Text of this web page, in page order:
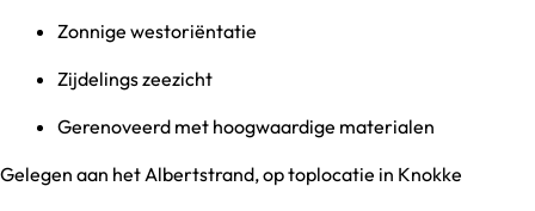
Zonnige westoriëntatie
Zijdelings zeezicht
Gerenoveerd met hoogwaardige materialen
Gelegen aan het Albertstrand, op toplocatie in Knokke